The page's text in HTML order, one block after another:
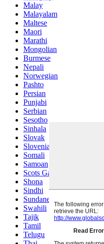
Malay
Malayalam
Maltese
Maori
Marathi
Mongolian
Burmese
Nepali
Norwegian
Pashto
Persian
Punjabi
Serbian
Sesotho
Sinhala
Slovak
Slovenian
Somali
Samoan
Scots Gaelic
Shona
Sindhi
Sundanese
Swahili
Tajik
Tamil
Telugu